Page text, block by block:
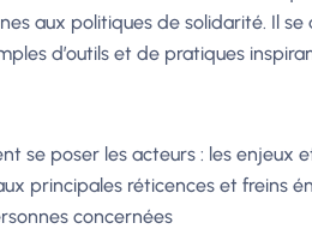
aux politiques de solidarité. Il se
d’outils et de pratiques
se poser les acteurs : les enjeux
principales réticences et freins
concernées